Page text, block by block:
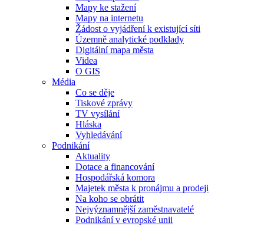
Mapy ke stažení
Mapy na internetu
Žádost o vyjádření k existující síti
Územně analytické podklady
Digitální mapa města
Videa
O GIS
Média
Co se děje
Tiskové zprávy
TV vysílání
Hláska
Vyhledávání
Podnikání
Aktuality
Dotace a financování
Hospodářská komora
Majetek města k pronájmu a prodeji
Na koho se obrátit
Nejvýznamnější zaměstnavatelé
Podnikání v evropské unii